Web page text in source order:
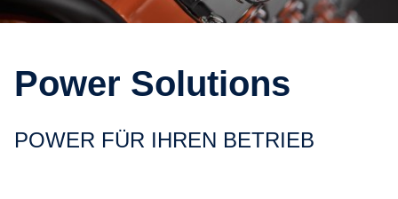
Power Solutions
POWER FÜR IHREN BETRIEB